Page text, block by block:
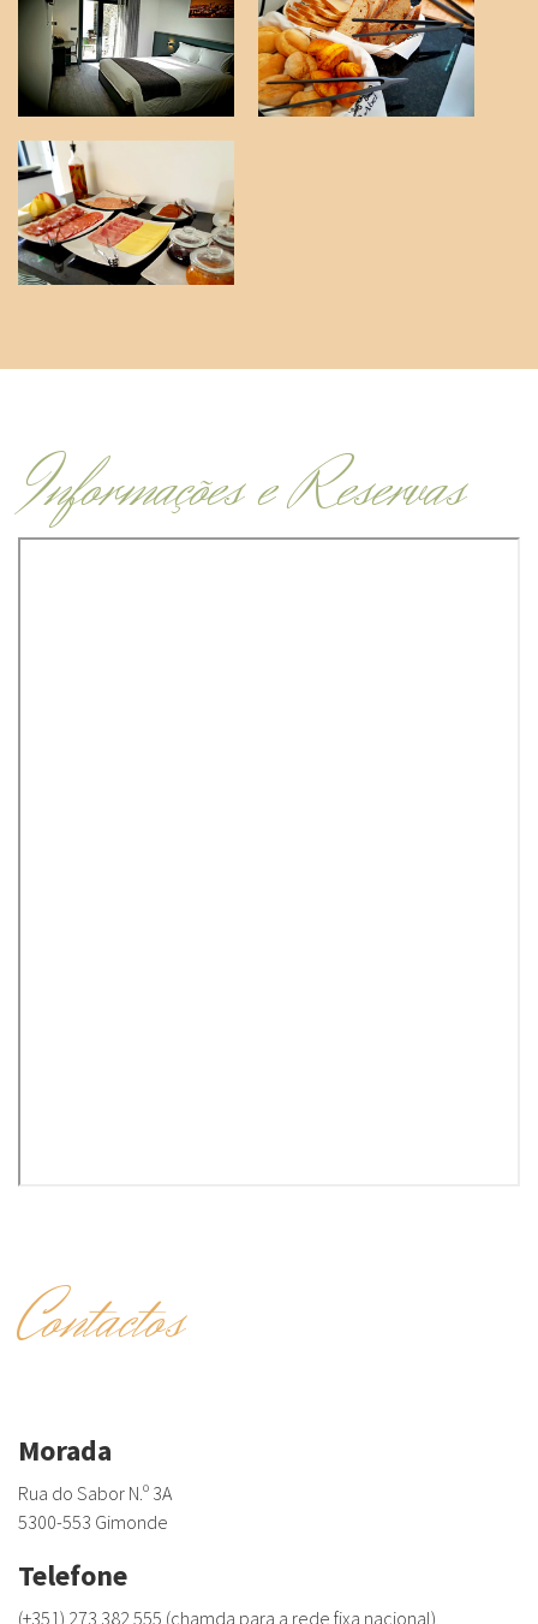
Informações e Reservas
Contactos
Morada
Rua do Sabor N.º 3A
5300-553 Gimonde
Telefone
(+351) 273 382 555 (chamda para a rede fixa nacional)